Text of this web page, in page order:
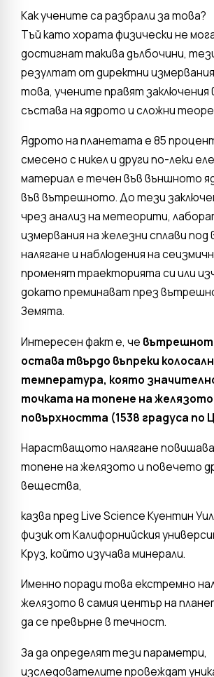
Как учените са разбрали за това?
Тъй като хората физически не
достигнат такива дълбочини,
резултат от директни
това, учените правят заключения
състава на ядрото и сложни
Ядрото на планетата е 85
смесено с никел и други по-леки
материал е течен във външното
във вътрешното. До тези
чрез анализ на метеорити,
измервания на железни сплави под
налягане и наблюдения на
променят траекторията си или
докато преминават през
Земята.
Интересен факт е, че
остава твърдо въпреки
температура, която
точката на топене на желязото
повърхността (1538 градуса по
Нарастващото налягане
топене на желязото и повечето
вещества,
казва пред Live Science Куентин
физик от Калифорнийския
Круз, който изучава минерали.
Именно поради това екстремно
желязото в самия център на
да се превърне в течност.
За да определят тези параметри,
изследователите провеждат